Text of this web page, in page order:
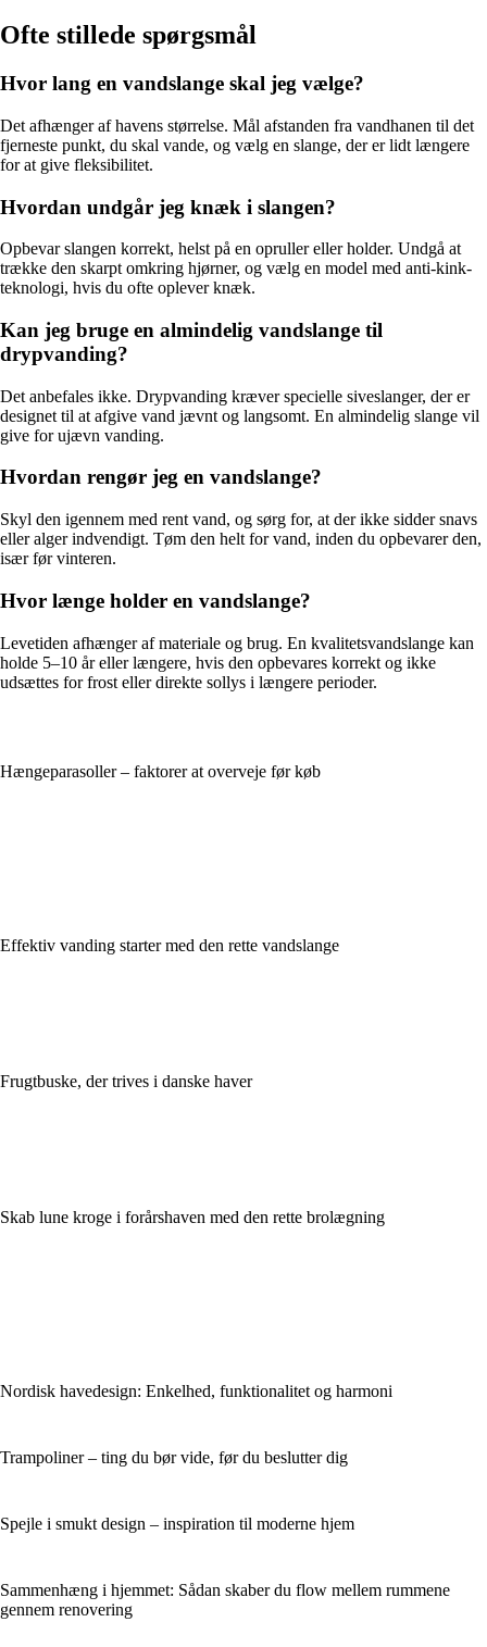
Ofte stillede spørgsmål
Hvor lang en vandslange skal jeg vælge?
Det afhænger af havens størrelse. Mål afstanden fra vandhanen til det
fjerneste punkt, du skal vande, og vælg en slange, der er lidt længere
for at give fleksibilitet.
Hvordan undgår jeg knæk i slangen?
Opbevar slangen korrekt, helst på en opruller eller holder. Undgå at
trække den skarpt omkring hjørner, og vælg en model med anti-kink-
teknologi, hvis du ofte oplever knæk.
Kan jeg bruge en almindelig vandslange til
drypvanding?
Det anbefales ikke. Drypvanding kræver specielle siveslanger, der er
designet til at afgive vand jævnt og langsomt. En almindelig slange vil
give for ujævn vanding.
Hvordan rengør jeg en vandslange?
Skyl den igennem med rent vand, og sørg for, at der ikke sidder snavs
eller alger indvendigt. Tøm den helt for vand, inden du opbevarer den,
især før vinteren.
Hvor længe holder en vandslange?
Levetiden afhænger af materiale og brug. En kvalitetsvandslange kan
holde 5–10 år eller længere, hvis den opbevares korrekt og ikke
udsættes for frost eller direkte sollys i længere perioder.
Hængeparasoller – faktorer at overveje før køb
Effektiv vanding starter med den rette vandslange
Frugtbuske, der trives i danske haver
Skab lune kroge i forårshaven med den rette brolægning
Nordisk havedesign: Enkelhed, funktionalitet og harmoni
Trampoliner – ting du bør vide, før du beslutter dig
Spejle i smukt design – inspiration til moderne hjem
Sammenhæng i hjemmet: Sådan skaber du flow mellem rummene
gennem renovering